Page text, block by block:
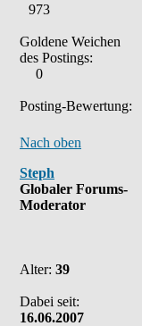
973
Goldene Weichen
des Postings:
0
Posting-Bewertung:
Nach oben
Steph
Globaler Forums-
Moderator
Alter: 39
Dabei seit:
16.06.2007